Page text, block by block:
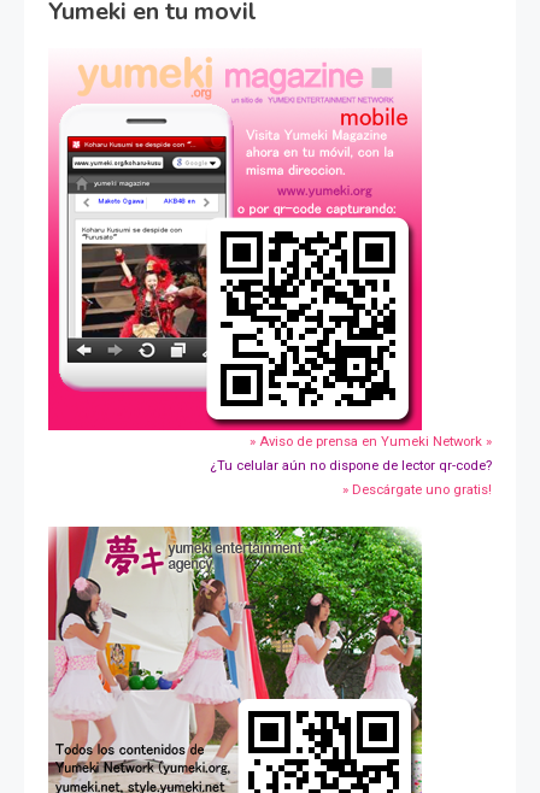
Yumeki en tu movil
» Aviso de prensa en Yumeki Network »
¿Tu celular aún no dispone de lector qr-code?
» Descárgate uno gratis!